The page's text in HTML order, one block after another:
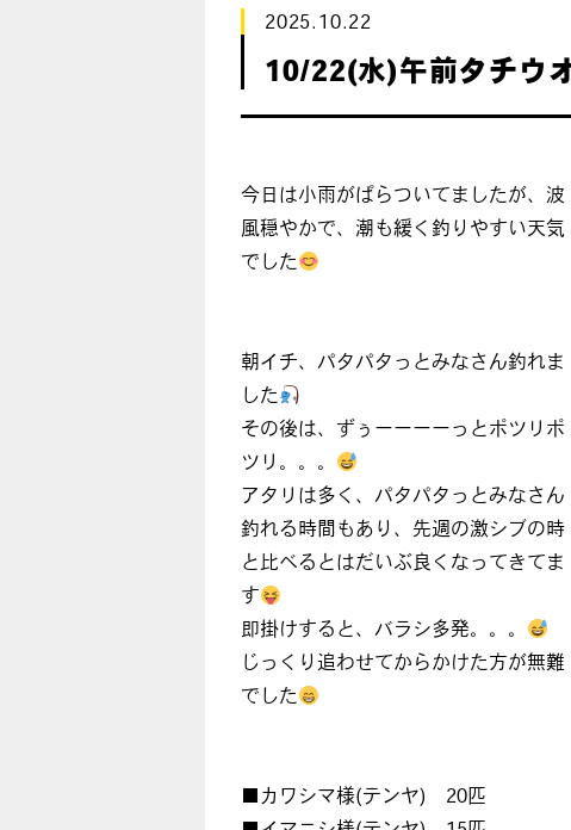
2025.10.22
10/22(水)午前タチウ
今日は小雨がぱらついてましたが、波
風穏やかで、潮も緩く釣りやすい天気
でした
朝イチ、パタパタっとみなさん釣れま
した
その後は、ずぅーーーーっとポツリポ
ツリ。。。
アタリは多く、パタパタっとみなさん
釣れる時間もあり、先週の激シブの時
と比べるとはだいぶ良くなってきてま
す
即掛けすると、バラシ多発。。。
じっくり追わせてからかけた方が無難
でした
■カワシマ様(テンヤ) 20匹